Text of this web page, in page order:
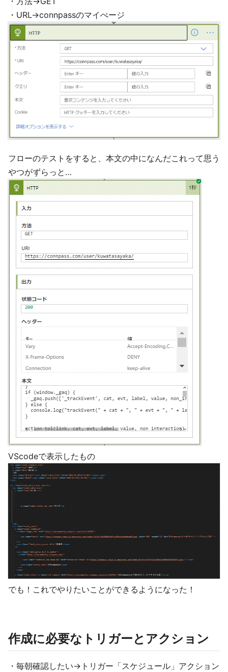
・URL→connpassのマイぺージ
フローのテストをすると、本文の中になんだこれって思う
やつがずらっと…
VScodeで表示したもの
でも！これでやりたいことができるようになった！
作成に必要なトリガーとアクション
・毎朝確認したい→トリガー「スケジュール」アクション